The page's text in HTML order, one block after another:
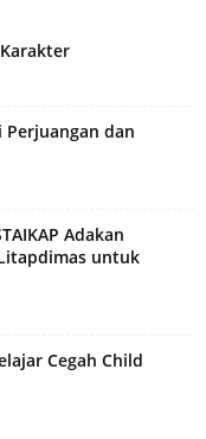
Perjuangan dan
Adakan
untuk
Cegah Child